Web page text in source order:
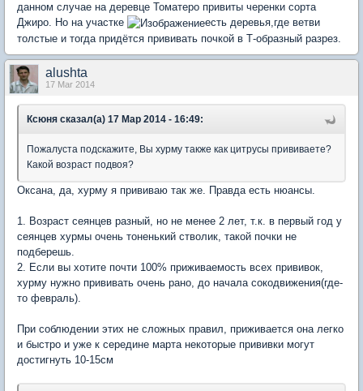
данном случае на деревце Томатеро привиты черенки сорта
Джиро. Но на участке
есть деревья,где ветви
толстые и тогда придётся прививать почкой в Т-образный разрез.
alushta
17 Mar 2014
Ксюня сказал(а) 17 Мар 2014 - 16:49:
Пожалуста подскажите, Вы хурму также как цитрусы прививаете?
Какой возраст подвоя?
Оксана, да, хурму я прививаю так же. Правда есть нюансы.
1. Возраст сеянцев разный, но не менее 2 лет, т.к. в первый год у
сеянцев хурмы очень тоненький стволик, такой почки не
подберешь.
2. Если вы хотите почти 100% приживаемость всех прививок,
хурму нужно прививать очень рано, до начала сокодвижения(где-
то февраль).
При соблюдении этих не сложных правил, приживается она легко
и быстро и уже к середине марта некоторые прививки могут
достигнуть 10-15см